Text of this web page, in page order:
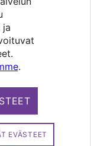
ja
.
EVÄSTEET